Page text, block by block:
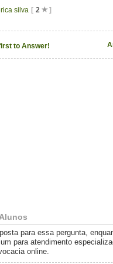
silva [ 2 ]
to Answer!
para essa pergunta,
para atendimento
online.